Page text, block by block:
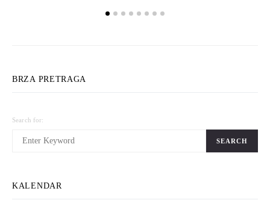
BRZA PRETRAGA
Search for:
SEARCH
KALENDAR